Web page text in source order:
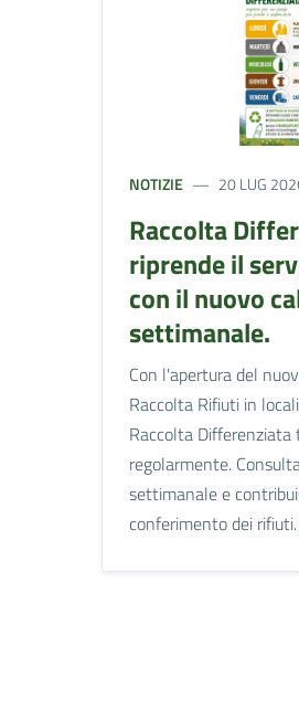
NOTIZIE 20 LUG
Raccolta
riprende il
con il nuovo
settimanale.
Con l'apertura del
Raccolta Rifiuti in
Raccolta Differenziata
regolarmente.
settimanale e
conferimento dei rifiuti.